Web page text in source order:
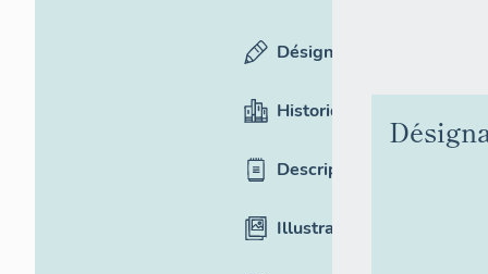
Désignation
Historique
Description
Illustrations